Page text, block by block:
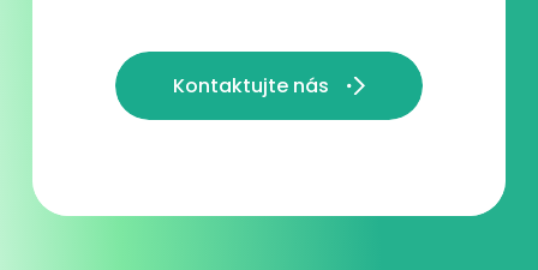
Kontaktujte nás